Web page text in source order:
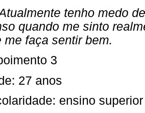
tenho medo
quando me sinto
me faça sentir bem.
3
27 anos
ensino